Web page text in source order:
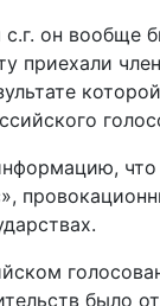
он вообще
приехали
было